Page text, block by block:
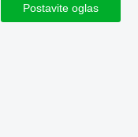
Postavite oglas